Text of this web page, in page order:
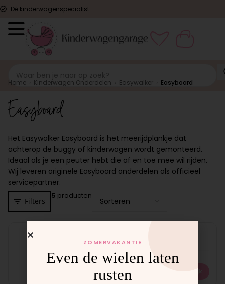
Dé kinderwagenspecialist
Home Kinderwagen Onderdelen Easywalker Easyboard
Easyboard
Het Easywalker Easyboard is het meerijdplankje dat
achterop de buggy of kinderwagen wordt gemonteerd.
Ideaal als je een peuter hebt die af en toe mee wil rijden.
Wij leveren originele Easyboard onderdelen als officieel
servicepartner.
Filters
5 producten
Op voorraad
12,50
ZOMERVAKANTIE
Even de wielen laten
rusten